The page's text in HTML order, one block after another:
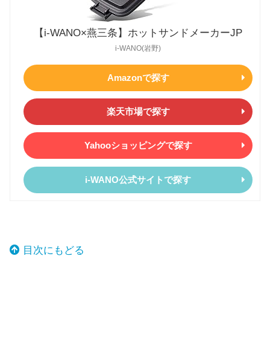
【i-WANO×燕三条】ホットサンドメーカーJP
i-WANO(岩野)
Amazonで探す
楽天市場で探す
Yahooショッピングで探す
i-WANO公式サイトで探す
目次にもどる